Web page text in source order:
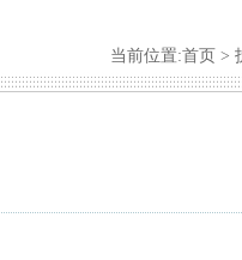
当前位置:首页 >